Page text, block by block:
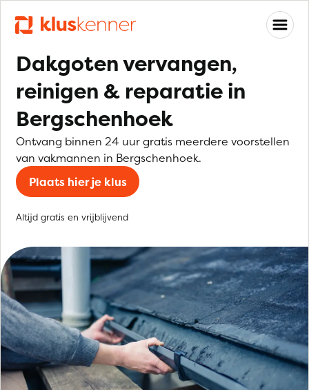
Dakgoten vervangen,
reinigen & reparatie in
Bergschenhoek
Ontvang binnen 24 uur gratis meerdere voorstellen
van vakmannen in Bergschenhoek.
Plaats hier je klus
Altijd gratis en vrijblijvend